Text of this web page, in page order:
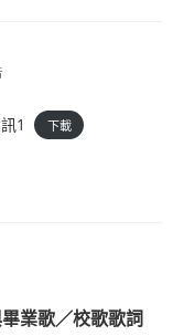
1 下載
業歌／校歌歌詞